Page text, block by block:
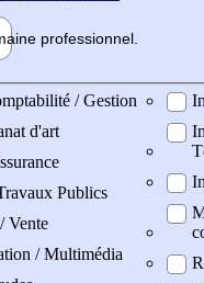
professionnel
/ Gestion
d'art
Publics
Vente
/ Multimédia